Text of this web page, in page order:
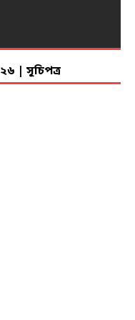
| সূচিপত্র